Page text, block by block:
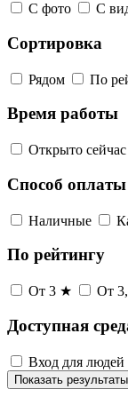
С фото С
Сортировка
Рядом По
Время работы
Открыто сейчас
Способ оплаты
Наличные
По рейтингу
От 3 ★ От
Доступная
Вход для
Показать результаты